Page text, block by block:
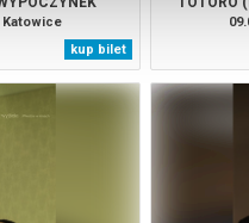
Katowice
kup bilet